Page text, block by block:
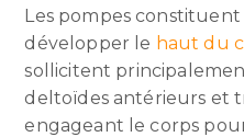
Les pompes constituent
développer le haut du
sollicitent
deltoïdes antérieurs et
engageant le corps